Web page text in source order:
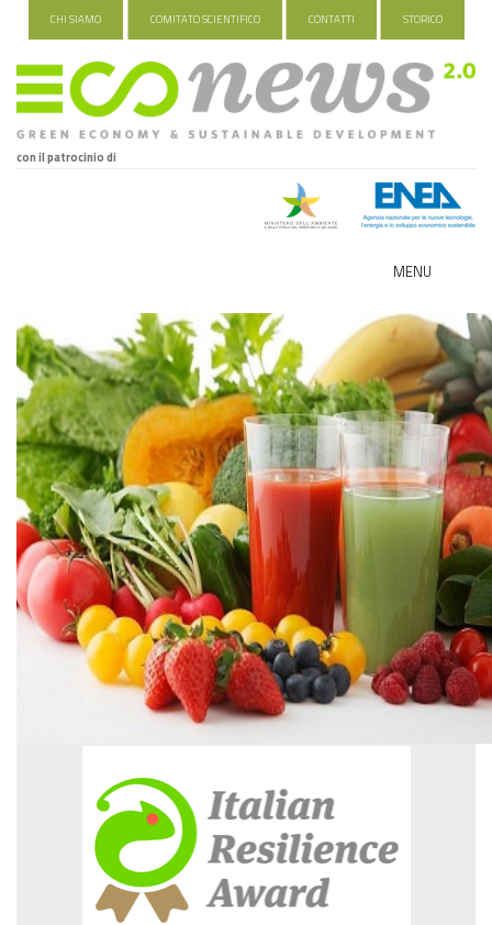
CHI SIAMO COMITATO SCIENTIFICO CONTATTI STORICO
con il patrocinio di
MENU
ECO-NOMY
INDUSTRIA VERDE
FOOD&TRAVEL
HEALTH&WELLNESS
GREEN TECH
GLOCAL
ECO-EVENTI
ECOINCENTRIAMOCI